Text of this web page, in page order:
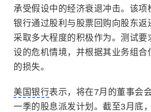
承受假设中的经济衰退冲击。该项
银行通过股利与股票回购向股东返
采取多大程度的积极作为。测试要
设的危机情境，并根据其业务组合
的损失。
美国银行表示，将在7月的董事会
一季的股息派发计划。截至3月底